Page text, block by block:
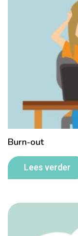
Burn-out
Lees verder